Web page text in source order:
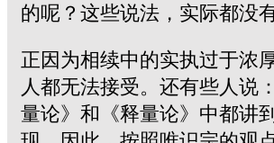
的呢？这些说法，实际都没
正因为相续中的实执过于浓
人都无法接受。还有些人说
量论》和《释量论》中都讲